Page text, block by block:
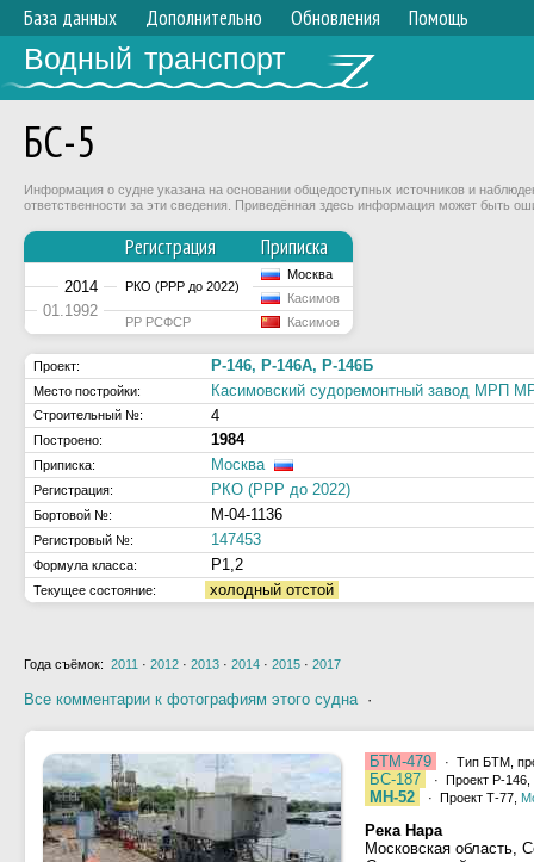
База данных Дополнительно Обновления Помощь
Водный транспорт
БС-5
Информация о судне указана на основании общедоступных источников и
ответственности за эти сведения. Приведённая здесь информация может быть
Регистрация Приписка
2014 РКО (РРР до 2022)
Москва
01.1992
Касимов
РР РСФСР
Касимов
Проект: Р-146, Р-146А, Р-146Б
Место постройки: Касимовский судоремонтный завод МРП
Строительный №: 4
Построено: 1984
Приписка: Москва
Регистрация: РКО (РРР до 2022)
Бортовой №: М-04-1136
Регистровый №: 147453
Формула класса: Р1,2
Текущее состояние: холодный отстой
Года съёмок: 2011 · 2012 · 2013 · 2014 · 2015 · 2017
Все комментарии к фотографиям этого судна·
БТМ-479 · Тип БТМ,
БС-187 · Проект Р-
МН-52 · Проект Т-77,
Река Нара
Московская область,